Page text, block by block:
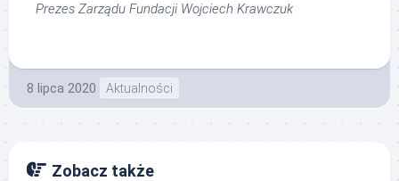
Prezes Zarządu Fundacji Wojciech Krawczuk
8 lipca 2020 Aktualności
Zobacz także